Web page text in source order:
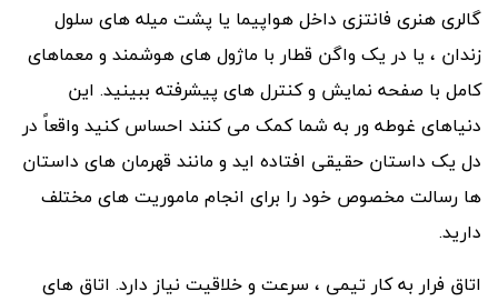
گالری هنری فانتزی داخل هواپیما یا پشت میله های سلول
زندان ، یا در یک واگن قطار با ماژول هاى هوشمند و معماهاى
کامل با صفحه نمایش و کنترل های پیشرفته ببینید. این
دنیاهای غوطه ور به شما کمک می کنند احساس کنید واقعاً در
دل یک داستان حقیقى افتاده اید و مانند قهرمان های داستان
ها رسالت مخصوص خود را براى انجام ماموریت هاى مختلف
دارید.
اتاق فرار به کار تیمی ، سرعت و خلاقیت نیاز دارد. اتاق های